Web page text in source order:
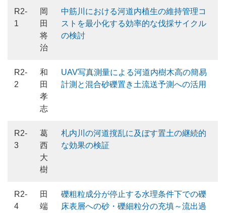
R2-
1
岡
田
将
治
中筋川における河道内植生の維持管理コ
ストを最小化する効率的な伐採サイクル
の検討
R2-
2
和
田
孝
志
UAV写真測量による河道内樹木高の簡易
計測と混合砂礫置き土流送予測への活用
R2-
3
葛
西
大
樹
札内川の河道撹乱に及ぼす置土の継続的
な効果の検証
R2-
4
田
端
礫粗粒成分が停止する水理条件下での礫
床表層への砂・礫細粒分の充填～流出過